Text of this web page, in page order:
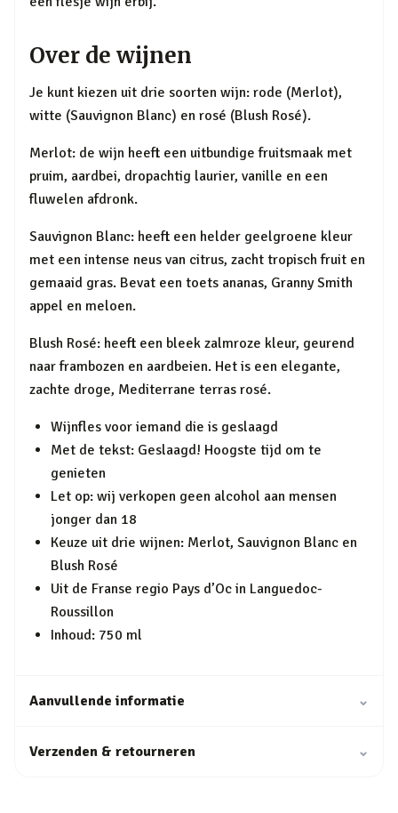
Over de wijnen
Je kunt kiezen uit drie soorten wijn: rode (Merlot),
witte (Sauvignon Blanc) en rosé (Blush Rosé).
Merlot: de wijn heeft een uitbundige fruitsmaak met
pruim, aardbei, dropachtig laurier, vanille en een
fluwelen afdronk.
Sauvignon Blanc: heeft een helder geelgroene kleur
met een intense neus van citrus, zacht tropisch fruit en
gemaaid gras. Bevat een toets ananas, Granny Smith
appel en meloen.
Blush Rosé: heeft een bleek zalmroze kleur, geurend
naar frambozen en aardbeien. Het is een elegante,
zachte droge, Mediterrane terras rosé.
Wijnfles voor iemand die is geslaagd
Met de tekst: Geslaagd! Hoogste tijd om te
genieten
Let op: wij verkopen geen alcohol aan mensen
jonger dan 18
Keuze uit drie wijnen: Merlot, Sauvignon Blanc en
Blush Rosé
Uit de Franse regio Pays d’Oc in Languedoc-
Roussillon
Inhoud: 750 ml
Aanvullende informatie ⌄
Verzenden & retourneren ⌄